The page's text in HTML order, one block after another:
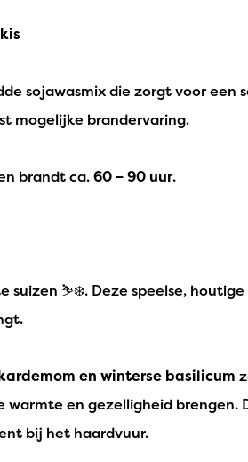
sojawasmix die zorgt voor
mogelijke brandervaring.
brandt ca.60 – 90 uur.
suizen ⛷️❄️. Deze speelse,
en winterse basilicum
warmte en gezelligheid brengen.
bij het haardvuur.